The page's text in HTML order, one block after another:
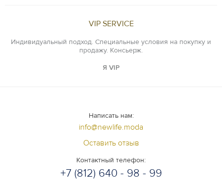
VIP SERVICE
Индивидуальный подход. Специальные условия на покупку и
продажу. Консьерж.
Я VIP
Написать нам:
info@newlife.moda
Оставить отзыв
Контактный телефон:
+7 (812) 640 - 98 - 99